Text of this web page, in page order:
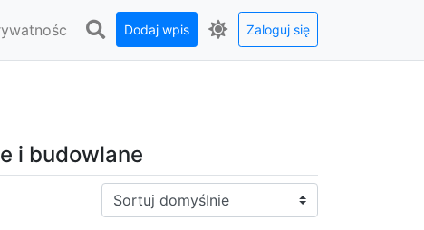
Dodaj wpis Zaloguj się
i budowlane
Sortuj: